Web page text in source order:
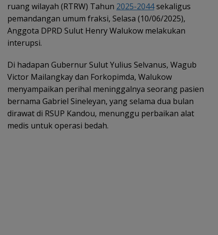
ruang wilayah (RTRW) Tahun 2025-2044sekaligus
pemandangan umum fraksi, Selasa (10/06/2025),
Anggota DPRD Sulut Henry Walukow melakukan
interupsi.
Di hadapan Gubernur Sulut Yulius Selvanus, Wagub
Victor Mailangkay dan Forkopimda, Walukow
menyampaikan perihal meninggalnya seorang pasien
bernama Gabriel Sineleyan, yang selama dua bulan
dirawat di RSUP Kandou, menunggu perbaikan alat
medis untuk operasi bedah.